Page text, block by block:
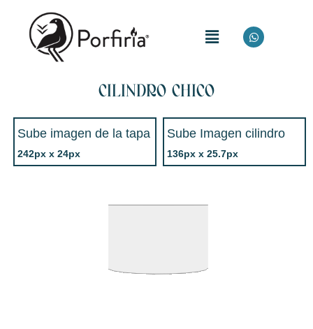
CILINDRO CHICO
Sube imagen de la tapa
242px x 24px
Sube Imagen cilindro
136px x 25.7px